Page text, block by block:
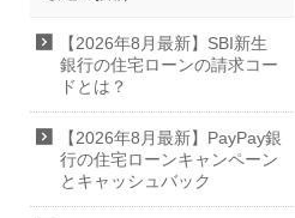
【2026年8月最新】SBI新生
銀行の住宅ローンの請求コー
ドとは？
【2026年8月最新】PayPay銀
行の住宅ローンキャンペーン
とキャッシュバック